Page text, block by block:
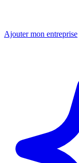
Ajouter mon entreprise